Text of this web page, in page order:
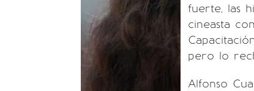
fuerte, las
cineasta
pero lo
Alfonso